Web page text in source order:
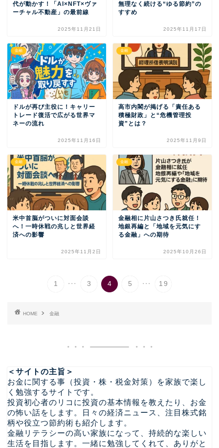
代が動かす！「AI×NFT×ヴァ
ーチャル不動産」の最前線
2025年11月21日
無理なく続ける“ゆる節約”の
すすめ
2025年11月17日
金融
ドルが再び主役に！キャリー
トレード復活で広がる世界マ
ネーの流れ
2025年11月16日
金融
高市内閣が掲げる「責任ある
積極財政」と“危機管理投
資”とは？
2025年11月9日
金融
米中首脳がついに対面会談
へ！一時休戦の兆しと世界経
済への影響
2025年11月2日
金融
金融相に片山さつき氏就任！
地銀再編と「地域を元気にす
る金融」への期待
2025年10月26日
1 ... 3 4 5 ... 19
HOME 金融
＜サイトの主旨＞
お金に関する事（投資・株・税金対策）を家族で楽し
く勉強するサイトです。
投資初心者のリコに投資の基本情報を教えたり、お金
の怖い話をします。日々の経済ニュース、注目株式銘
柄や役立つ節約術も紹介します。
金融リテラシーの高い家族になって、持続的な楽しい
生活を目指します。一緒に勉強してくれて、ありがと